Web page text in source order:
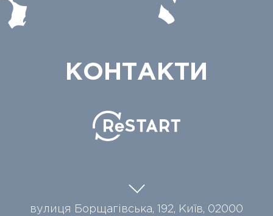
КОНТАКТИ
вулиця Борщагівська, 192, Київ, 02000